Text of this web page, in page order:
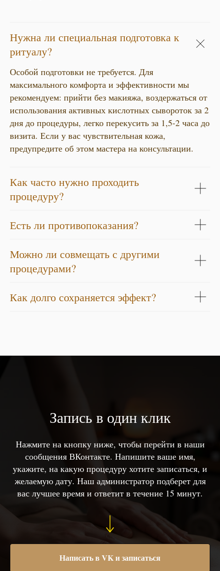
Нужна ли специальная подготовка к
ритуалу?
Особой подготовки не требуется. Для
максимального комфорта и эффективности мы
рекомендуем: прийти без макияжа, воздержаться от
использования активных кислотных сывороток за 2
дня до процедуры, легко перекусить за 1,5-2 часа до
визита. Если у вас чувствительная кожа,
предупредите об этом мастера на консультации.
Как часто нужно проходить
процедуру?
Есть ли противопоказания?
Можно ли совмещать с другими
процедурами?
Как долго сохраняется эффект?
Запись в один клик
Нажмите на кнопку ниже, чтобы перейти в наши
сообщения ВКонтакте. Напишите ваше имя,
укажите, на какую процедуру хотите записаться, и
желаемую дату. Наш администратор подберет для
вас лучшее время и ответит в течение 15 минут.
Написать в VK и записаться